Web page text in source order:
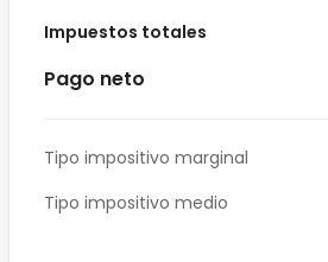
Impuestos totales
Pago neto
Tipo impositivo marginal
Tipo impositivo medio